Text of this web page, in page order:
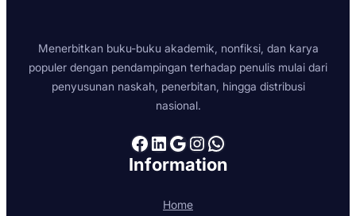
Menerbitkan buku-buku akademik, nonfiksi, dan karya
populer dengan pendampingan terhadap penulis mulai dari
penyusunan naskah, penerbitan, hingga distribusi
nasional.
Facebook LinkedIn Google Instagram WhatsApp
Information
Home